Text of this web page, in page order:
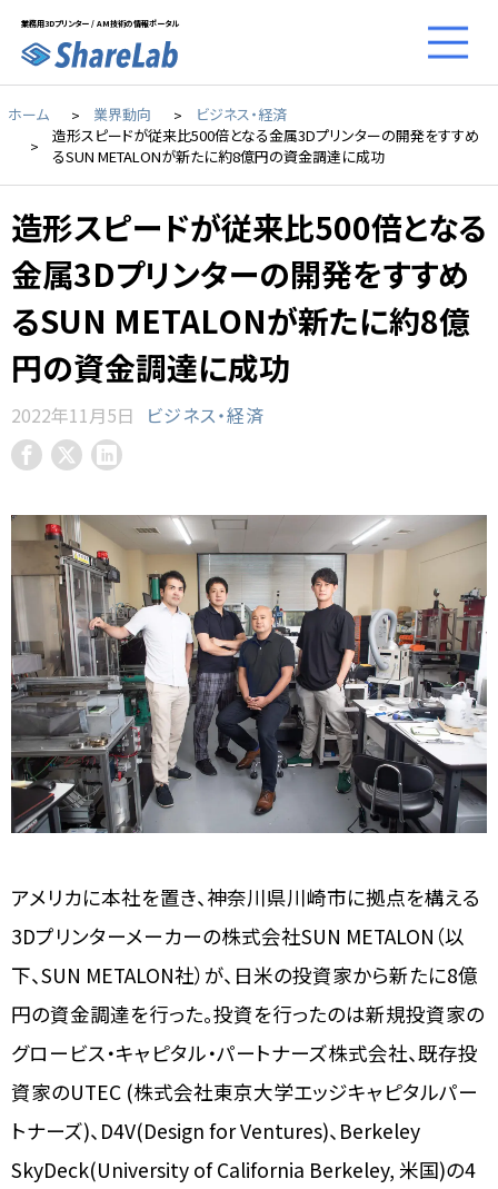
業務用3Dプリンター / AM技術の情報ポータル
ホーム 業界動向
ビジネス・経済
造形スピードが従来比500倍となる金属3Dプリンターの開発をすすめ
るSUN METALONが新たに約8億円の資金調達に成功
造形スピードが従来比500倍となる
金属3Dプリンターの開発をすすめ
るSUN METALONが新たに約8億
円の資金調達に成功
2022年11月5日 ビジネス・経済
アメリカに本社を置き、神奈川県川崎市に拠点を構える
3Dプリンターメーカーの株式会社SUN METALON（以
下、SUN METALON社）が、日米の投資家から新たに8億
円の資金調達を行った。投資を行ったのは新規投資家の
グロービス・キャピタル・パートナーズ株式会社、既存投
資家のUTEC (株式会社東京大学エッジキャピタルパー
トナーズ)、D4V(Design for Ventures)、Berkeley
SkyDeck(University of California Berkeley, 米国)の4